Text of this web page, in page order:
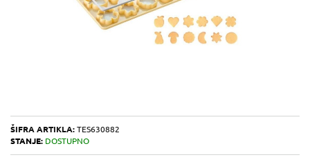
ŠIFRA ARTIKLA: TES630882
STANJE: DOSTUPNO